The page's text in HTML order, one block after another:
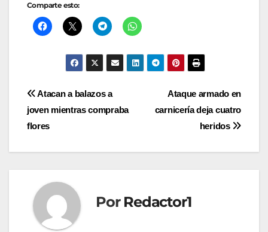
Comparte esto:
Navegación
de
entradas
Ataque armado en
carnicería deja cuatro
heridos
Atacan a balazos a
joven mientras compraba
flores
Por Redactor1